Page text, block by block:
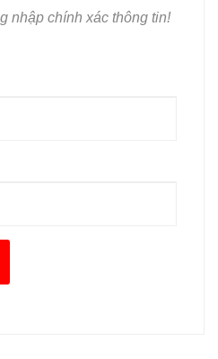
nhập chính xác thông tin!